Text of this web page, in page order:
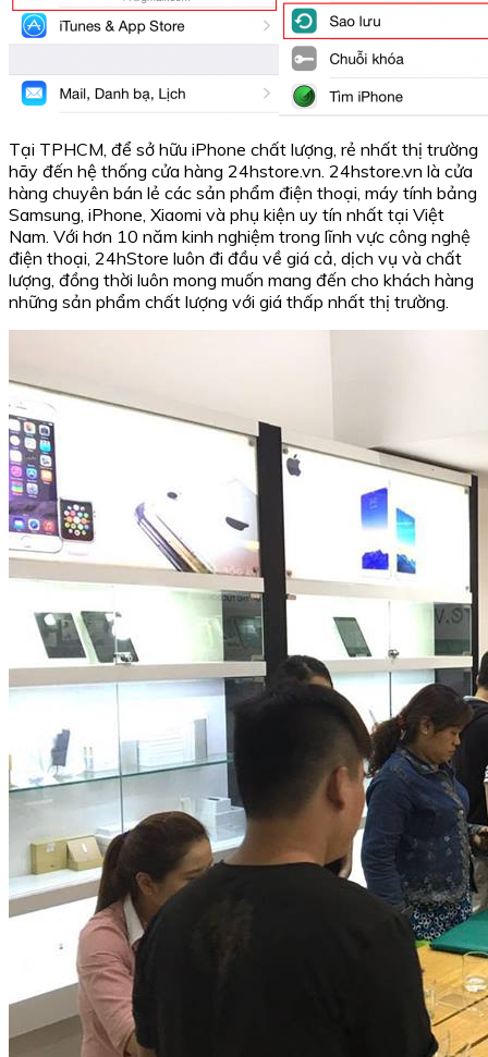
Tại TPHCM, để sở hữu iPhone chất lượng, rẻ nhất thị trường
hãy đến hệ thống cửa hàng 24hstore.vn. 24hstore.vn là cửa
hàng chuyên bán lẻ các sản phẩm điện thoại, máy tính bảng
Samsung, iPhone, Xiaomi và phụ kiện uy tín nhất tại Việt
Nam. Với hơn 10 năm kinh nghiệm trong lĩnh vực công nghệ
điện thoại, 24hStore luôn đi đầu về giá cả, dịch vụ và chất
lượng, đồng thời luôn mong muốn mang đến cho khách hàng
những sản phẩm chất lượng với giá thấp nhất thị trường.